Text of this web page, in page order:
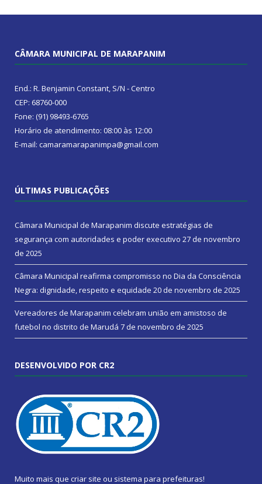
CÂMARA MUNICIPAL DE MARAPANIM
End.: R. Benjamin Constant, S/N - Centro
CEP: 68760-000
Fone: (91) 98493-6765
Horário de atendimento: 08:00 às 12:00
E-mail: camaramarapanimpa@gmail.com
ÚLTIMAS PUBLICAÇÕES
Câmara Municipal de Marapanim discute estratégias de
segurança com autoridades e poder executivo 27 de novembro
de 2025
Câmara Municipal reafirma compromisso no Dia da Consciência
Negra: dignidade, respeito e equidade 20 de novembro de 2025
Vereadores de Marapanim celebram união em amistoso de
futebol no distrito de Marudá 7 de novembro de 2025
DESENVOLVIDO POR CR2
Muito mais que criar site ou sistema para prefeituras!